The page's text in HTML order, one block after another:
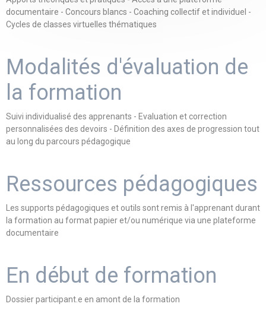
documentaire - Concours blancs - Coaching collectif et individuel -
Cycles de classes virtuelles thématiques
Modalités d'évaluation de
la formation
Suivi individualisé des apprenants - Evaluation et correction
personnalisées des devoirs - Définition des axes de progression tout
au long du parcours pédagogique
Ressources pédagogiques
Les supports pédagogiques et outils sont remis à l'apprenant durant
la formation au format papier et/ou numérique via une plateforme
documentaire
En début de formation
Dossier participant.e en amont de la formation